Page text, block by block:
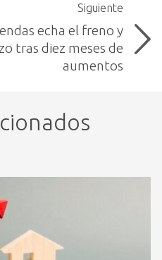
Siguiente
echa el freno y
tras diez meses de
aumentos